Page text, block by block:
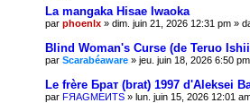
La mangaka Hisae Iwaoka
par phoenlx » dim. juin 21, 2026 12:31 pm »
Blind Woman's Curse (de Teruo
par Scarabéaware » jeu. juin 18, 2026 6:50
Le frère Брат (brat) 1997 d'Aleksei
par FЯAGMEИTS » lun. juin 15, 2026 12:01